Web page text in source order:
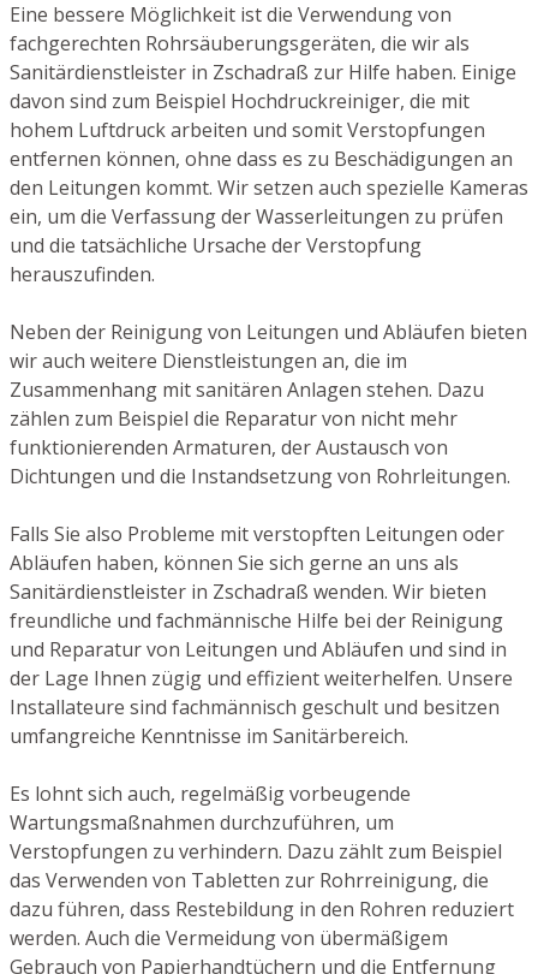
Eine bessere Möglichkeit ist die Verwendung von
fachgerechten Rohrsäuberungsgeräten, die wir als
Sanitärdienstleister in Zschadraß zur Hilfe haben. Einige
davon sind zum Beispiel Hochdruckreiniger, die mit
hohem Luftdruck arbeiten und somit Verstopfungen
entfernen können, ohne dass es zu Beschädigungen an
den Leitungen kommt. Wir setzen auch spezielle Kameras
ein, um die Verfassung der Wasserleitungen zu prüfen
und die tatsächliche Ursache der Verstopfung
herauszufinden.
Neben der Reinigung von Leitungen und Abläufen bieten
wir auch weitere Dienstleistungen an, die im
Zusammenhang mit sanitären Anlagen stehen. Dazu
zählen zum Beispiel die Reparatur von nicht mehr
funktionierenden Armaturen, der Austausch von
Dichtungen und die Instandsetzung von Rohrleitungen.
Falls Sie also Probleme mit verstopften Leitungen oder
Abläufen haben, können Sie sich gerne an uns als
Sanitärdienstleister in Zschadraß wenden. Wir bieten
freundliche und fachmännische Hilfe bei der Reinigung
und Reparatur von Leitungen und Abläufen und sind in
der Lage Ihnen zügig und effizient weiterhelfen. Unsere
Installateure sind fachmännisch geschult und besitzen
umfangreiche Kenntnisse im Sanitärbereich.
Es lohnt sich auch, regelmäßig vorbeugende
Wartungsmaßnahmen durchzuführen, um
Verstopfungen zu verhindern. Dazu zählt zum Beispiel
das Verwenden von Tabletten zur Rohrreinigung, die
dazu führen, dass Restebildung in den Rohren reduziert
werden. Auch die Vermeidung von übermäßigem
Gebrauch von Papierhandtüchern und die Entfernung